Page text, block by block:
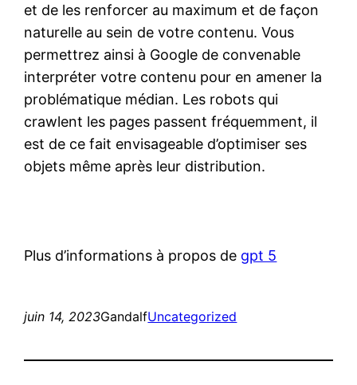
et de les renforcer au maximum et de façon
naturelle au sein de votre contenu. Vous
permettrez ainsi à Google de convenable
interpréter votre contenu pour en amener la
problématique médian. Les robots qui
crawlent les pages passent fréquemment, il
est de ce fait envisageable d’optimiser ses
objets même après leur distribution.
Plus d’informations à propos de gpt 5
juin 14, 2023GandalfUncategorized